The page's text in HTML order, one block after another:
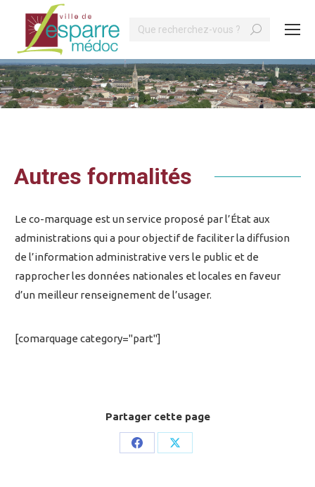
Search:
Vous êtes ici :
Autres formalités
Le co-marquage est un service proposé par l’État aux
administrations qui a pour objectif de faciliter la diffusion
de l’information administrative vers le public et de
rapprocher les données nationales et locales en faveur
d’un meilleur renseignement de l’usager.
[comarquage category="part"]
Partager cette page
Share
Share